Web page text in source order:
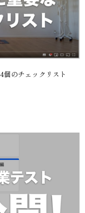
のチェックリスト